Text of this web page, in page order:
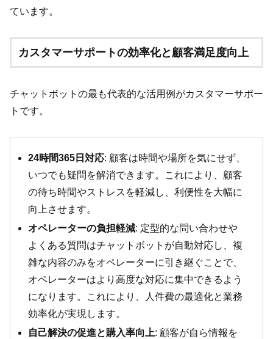
ています。
カスタマーサポートの効率化と顧客満足度向上
チャットボットの最も代表的な活用例がカスタマーサポー
トです。
24時間365日対応: 顧客は時間や場所を気にせず、
いつでも疑問を解消できます。これにより、顧客
の待ち時間やストレスを軽減し、利便性を大幅に
向上させます。
オペレーターの負担軽減: 定型的な問い合わせや
よくある質問はチャットボットが自動対応し、複
雑な内容のみをオペレーターに引き継ぐことで、
オペレーターはより高度な対応に集中できるよう
になります。これにより、人件費の最適化と業務
効率化が実現します。
自己解決の促進と購入率向上: 顧客が自ら情報を